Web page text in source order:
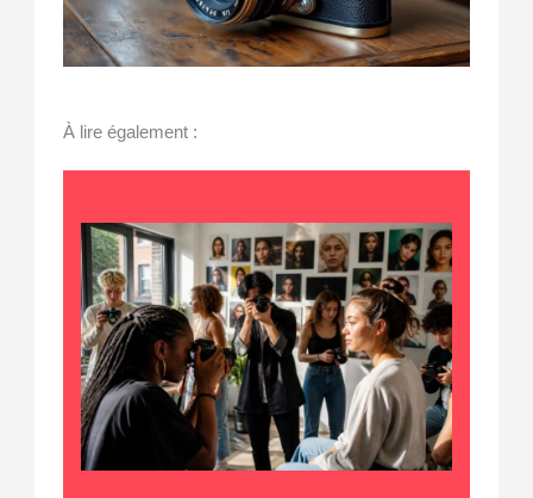
À lire également :